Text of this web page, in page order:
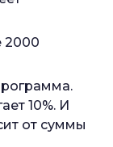
2000
10%. И
от суммы